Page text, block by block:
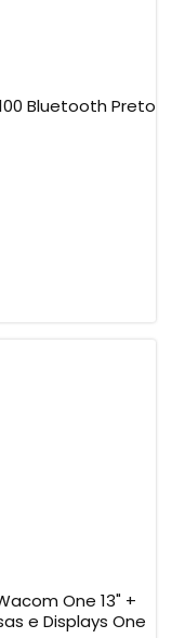
Bluetooth Preto
One 13" +
e Displays One